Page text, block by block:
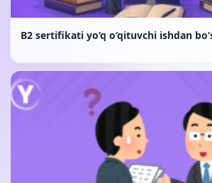
B2 sertifikati yo‘q o‘qituvchi ishdan